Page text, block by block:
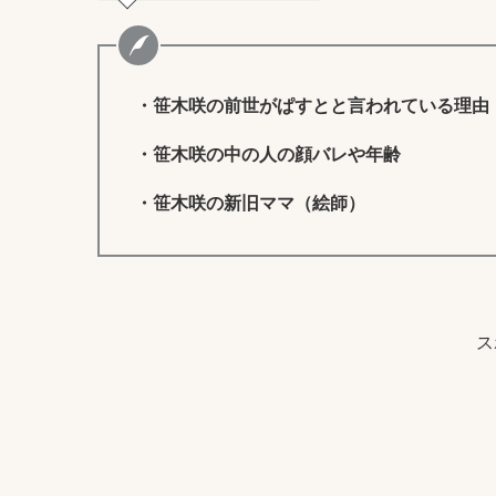
・笹木咲の前世がぱすとと言われている理由
・笹木咲の中の人の顔バレや年齢
・笹木咲の新旧ママ（絵師）